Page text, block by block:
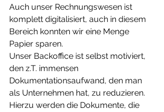
Auch unser Rechnungswesen ist
komplett digitalisiert, auch in diesem
Bereich konnten wir eine Menge
Papier sparen.
Unser Backoffice ist selbst motiviert,
den z.T. immensen
Dokumentationsaufwand, den man
als Unternehmen hat, zu reduzieren.
Hierzu werden die Dokumente, die